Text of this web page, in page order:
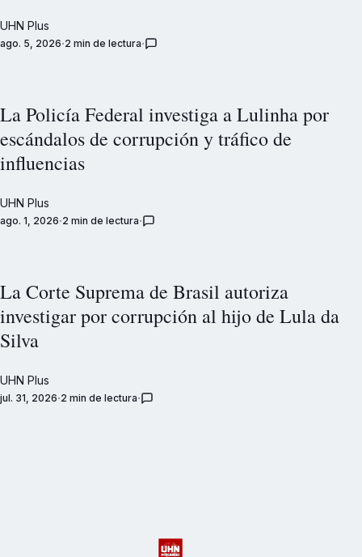
UHN Plus
ago. 5, 2026 2 min de lectura
La Policía Federal investiga a Lulinha por
escándalos de corrupción y tráfico de
influencias
UHN Plus
ago. 1, 2026 2 min de lectura
La Corte Suprema de Brasil autoriza
investigar por corrupción al hijo de Lula da
Silva
UHN Plus
jul. 31, 2026 2 min de lectura